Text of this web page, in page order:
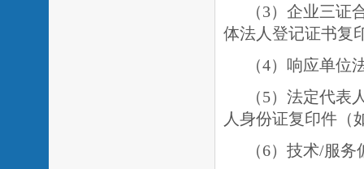
（3）企业三证
体法人登记证书复
（4）响应单位
（5）法定代
人身份证复印件（
（6）技术/服务